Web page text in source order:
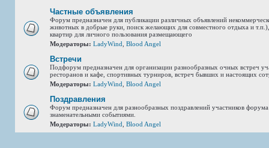
Частные объявления
Форум предназначен для публикации различных объявлений
животных в добрые руки, поиск желающих для совместного отдыха и
квартир для личного пользования размещающего
Модераторы: LadyWind Blood Angel
Встречи
Подфорум предназначен для организации разнообразных очных встреч
ресторанов и кафе, спортивных турниров, встреч бывших и настоящих
Модераторы: LadyWind Blood Angel
Поздравления
Форум предназначен для разнообразных поздравлений участников
знаменательными событиями.
Модераторы: LadyWind Blood Angel